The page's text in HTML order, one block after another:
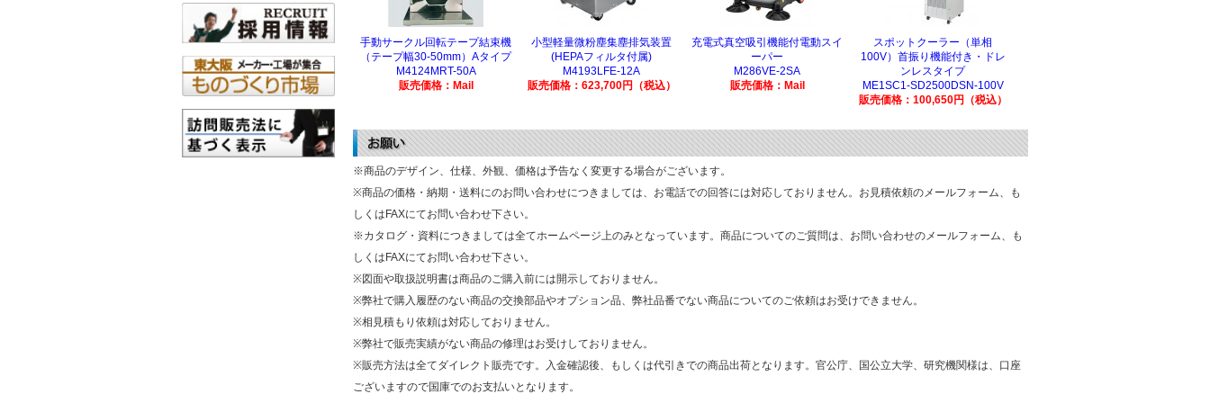
手動サークル回転テープ結束機
（テープ幅30-50mm）Aタイプ
M4124MRT-50A
販売価格：Mail
小型軽量微粉塵集塵排気装置
(HEPAフィルタ付属)
M4193LFE-12A
販売価格：623,700円（税込）
充電式真空吸引機能付電動スイ
ーパー
M286VE-2SA
販売価格：Mail
スポットクーラー（単相
100V）首振り機能付き・ドレ
ンレスタイプ
ME1SC1-SD2500DSN-100V
販売価格：100,650円（税込）
※商品のデザイン、仕様、外観、価格は予告なく変更する場合がございます。
※商品の価格・納期・送料にのお問い合わせにつきましては、お電話での回答には対応しておりません。お見積依頼のメールフォーム、も
しくはFAXにてお問い合わせ下さい。
※カタログ・資料につきましては全てホームページ上のみとなっています。商品についてのご質問は、お問い合わせのメールフォーム、も
しくはFAXにてお問い合わせ下さい。
※図面や取扱説明書は商品のご購入前には開示しておりません。
※弊社で購入履歴のない商品の交換部品やオプション品、弊社品番でない商品についてのご依頼はお受けできません。
※相見積もり依頼は対応しておりません。
※弊社で販売実績がない商品の修理はお受けしておりません。
※販売方法は全てダイレクト販売です。入金確認後、もしくは代引きでの商品出荷となります。官公庁、国公立大学、研究機関様は、口座
ございますので国庫でのお支払いとなります。